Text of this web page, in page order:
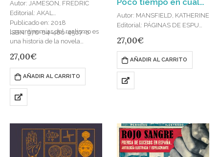
Autor: JAMESON, FREDRIC
Editorial: AKAL
Publicado en: 2018
ISBN: 978-84-460-4567-0
Las antinomias del realismo es
una historia de la novela
legado. Una historia aquí
relatada sin un…
27,00€
AÑADIR AL CARRITO
Autor: MANSFIELD, KATHERINE
Editorial: PÁGINAS DE ESPUMA
ISBN: 978-84-8393-359-6
Enigmática y compleja, alegre
pero de sonrisa oculta, viajera y
ensimismada en su propio arte,
Katherine Mansfield fue
27,00€
AÑADIR AL CARRITO